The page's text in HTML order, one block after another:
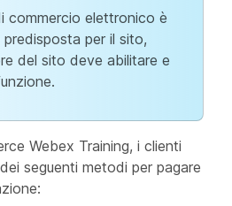
commercio elettronico è
per il sito,
del sito deve abilitare e
Webex Training, i clienti
seguenti metodi per pagare